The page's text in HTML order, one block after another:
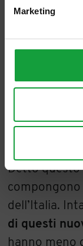
Marketing
persone che
Detto questo
dell’Italia.
di questi
hanno meno